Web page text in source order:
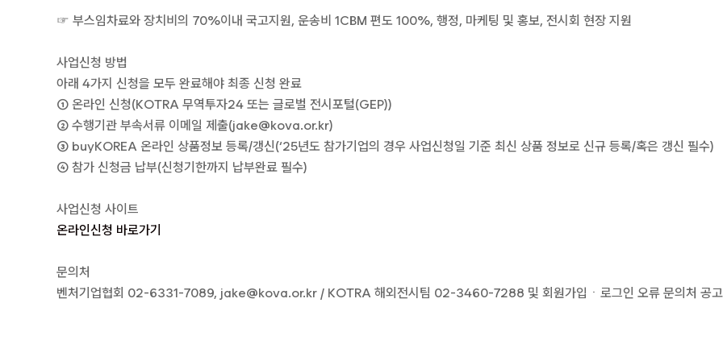
☞ 부스임차료와 장치비의 70%이내 국고지원, 운송비 1CBM 편도 100%, 행정, 마케팅 및 홍보, 전시회 현장 지원
사업신청 방법
아래 4가지 신청을 모두 완료해야 최종 신청 완료
① 온라인 신청(KOTRA 무역투자24 또는 글로벌 전시포털(GEP))
② 수행기관 부속서류 이메일 제출(jake@kova.or.kr)
③ buyKOREA 온라인 상품정보 등록/갱신(‘25년도 참가기업의 경우 사업신청일 기준 최신 상품 정보로 신규 등록/혹은 갱신 필수)
④ 참가 신청금 납부(신청기한까지 납부완료 필수)
사업신청 사이트
온라인신청 바로가기
문의처
벤처기업협회 02-6331-7089, jake@kova.or.kr / KOTRA 해외전시팀 02-3460-7288 및 회원가입ㆍ로그인 오류 문의처 공고